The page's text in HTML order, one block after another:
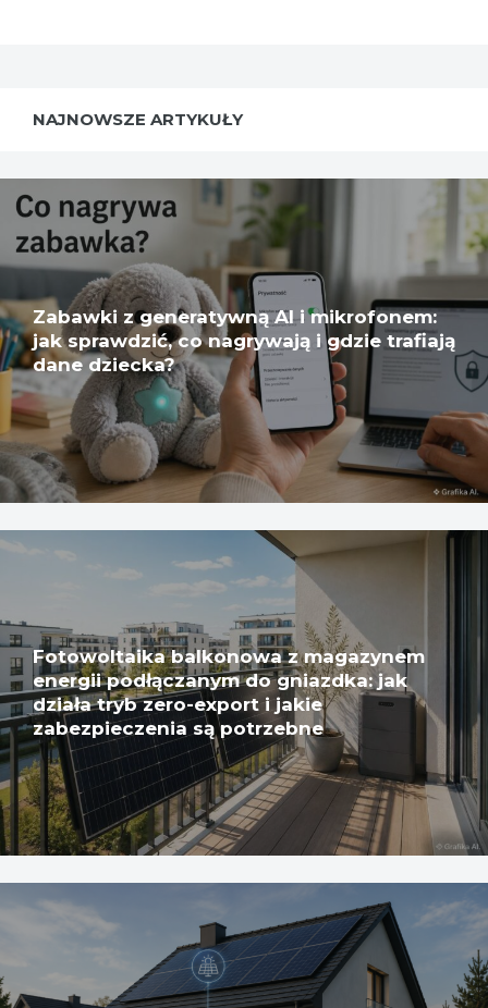
NAJNOWSZE ARTYKUŁY
Zabawki z generatywną AI i mikrofonem:
jak sprawdzić, co nagrywają i gdzie trafiają
dane dziecka?
Fotowoltaika balkonowa z magazynem
energii podłączanym do gniazdka: jak
działa tryb zero-export i jakie
zabezpieczenia są potrzebne